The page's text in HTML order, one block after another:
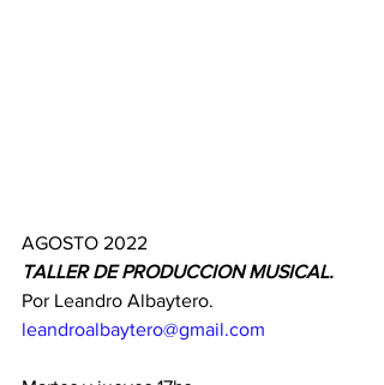
AGOSTO 2022
TALLER DE PRODUCCION MUSICAL.
Por Leandro Albaytero.
leandroalbaytero@gmail.com